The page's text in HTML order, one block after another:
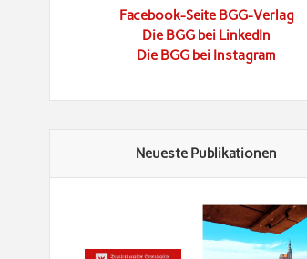
Facebook-Seite BGG-Verlag
Die BGG bei LinkedIn
Die BGG bei Instagram
Neueste Publikationen